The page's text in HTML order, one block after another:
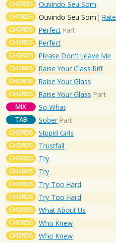
CHORDS Ouvindo Seu Som
CHORDS Ouvindo Seu Som [ Rate
CHORDS Perfect Part
CHORDS Perfect
CHORDS Please Don't Leave Me
CHORDS Raise Your Class Riff
CHORDS Raise Your Glass
CHORDS Raise Your Glass Part
MIX So What
TAB Sober Part
CHORDS Stupid Girls
CHORDS Trustfall
CHORDS Try
CHORDS Try
CHORDS Try Too Hard
CHORDS Try Too Hard
CHORDS What About Us
CHORDS Who Knew
CHORDS Who Knew